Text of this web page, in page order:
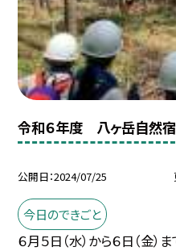
令和６年度 八ヶ岳自然
公開日 2024/07/25
今日のできごと
６月５日（水）から６日（金